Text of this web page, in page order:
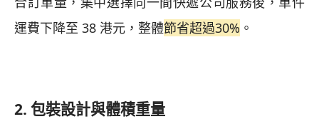
運費下降至 38 港元，整體節省超過30% 。
2. 包裝設計與體積重量